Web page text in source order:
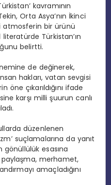
kavramının
Orta Asya’nın İkinci
atmosferin bir ürünü
Türkistan’ın
belirtti.
de değinerek,
hakları, vatan sevgisi
çıkarıldığını ifade
karşı milli şuurun canlı
düzenlenen
suçlamalarına da yanıt
esasına
paylaşma, merhamet,
amaçladığını